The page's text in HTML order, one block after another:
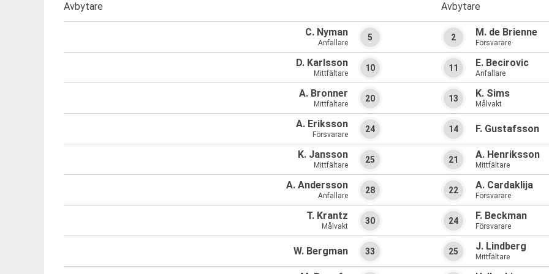
Avbytare
C. Nyman
Anfallare
5
D. Karlsson
Mittfältare
10
A. Bronner
Mittfältare
20
A. Eriksson
Försvarare
24
K. Jansson
Mittfältare
25
A. Andersson
Anfallare
28
T. Krantz
Målvakt
30
W. Bergman 33
Avbytare
2 M. de Brienne
Försvarare
11 E. Becirovic
Anfallare
13 K. Sims
Målvakt
14 F. Gustafsson
21 A. Henriksson
Mittfältare
22 A. Cardaklija
Försvarare
24 F. Beckman
Försvarare
25 J. Lindberg
Mittfältare